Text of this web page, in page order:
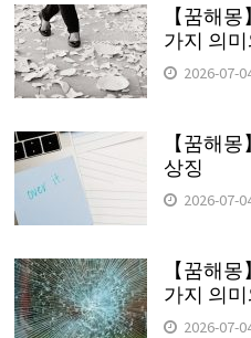
【꿈해
가지 의
2026-07-
【꿈해
상징
2026-07-
【꿈해
가지 의
2026-07-